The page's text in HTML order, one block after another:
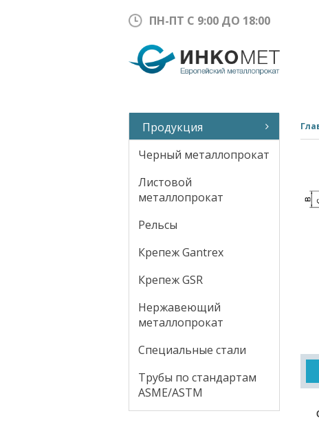
ПН-ПТ С 9:00 ДО 18:00
Продукция
Черный металлопрокат
Листовой
металлопрокат
Рельсы
Крепеж Gantrex
Крепеж GSR
Нержавеющий
металлопрокат
Специальные стали
Трубы по стандартам
ASME/ASTM